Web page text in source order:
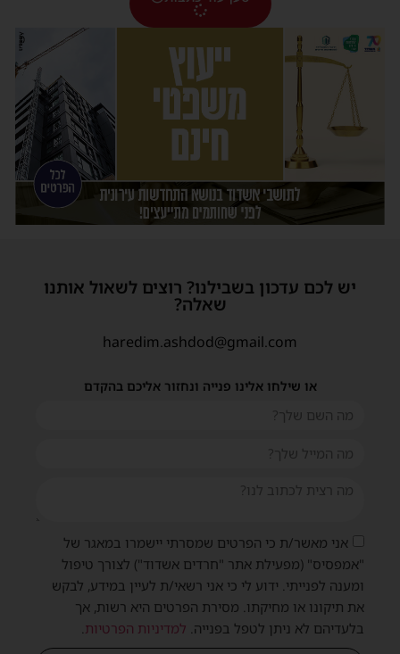
יש לכם עדכון בשבילנו? רוצים לשאול אותנו
שאלה?
haredim.ashdod@gmail.com
או שילחו אלינו פנייה ונחזור אליכם בהקדם
אני מאשר/ת כי הפרטים שמסרתי יישמרו במאגר של
"אמפסיס" (מפעילת אתר "חרדים אשדוד") לצורך טיפול
ומענה לפנייתי. ידוע לי כי אני רשאי/ת לעיין במידע, לבקש
את תיקונו או מחיקתו. מסירת הפרטים היא רשות, אך
בלעדיהם לא ניתן לטפל בפנייה.למדיניות הפרטיות.